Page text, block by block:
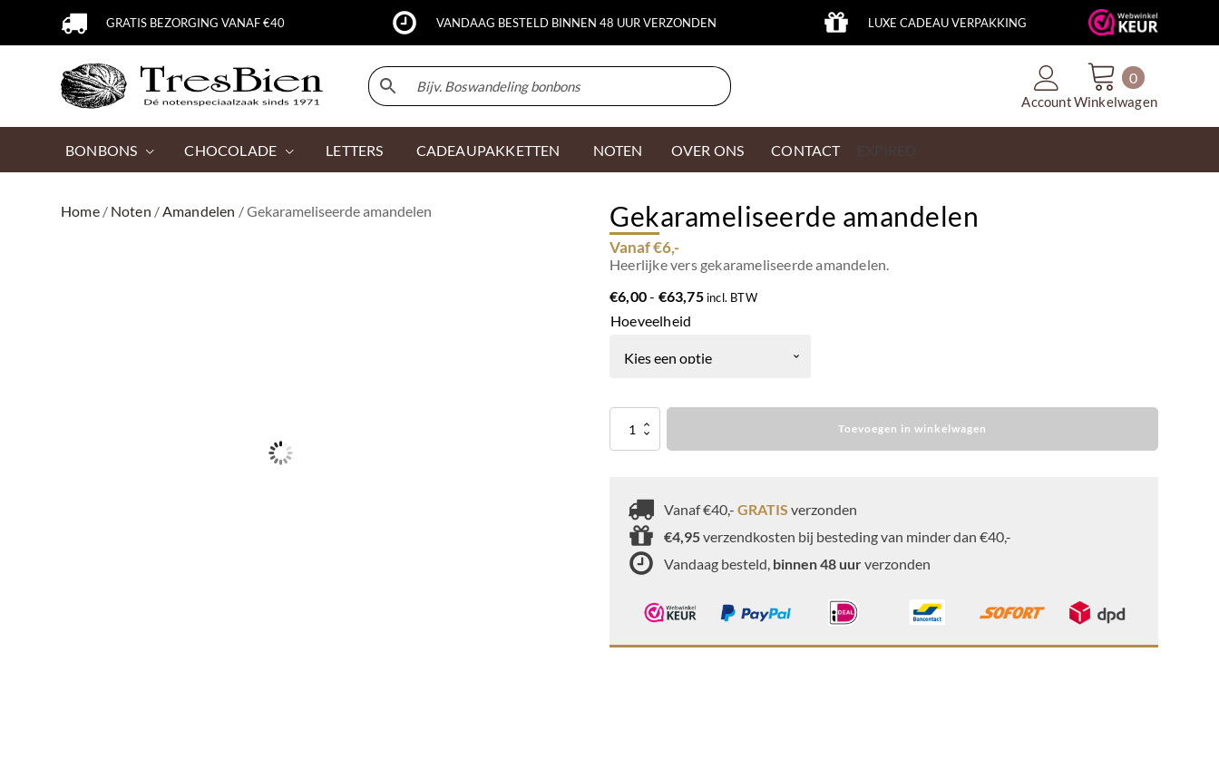
GRATIS BEZORGING VANAF €40 VANDAAG BESTELD BINNEN 48 UUR VERZONDEN LUXE CADEAU VERPAKKING
Account
0
Winkelwagen
BONBONS CHOCOLADE LETTERS CADEAUPAKKETTEN NOTEN OVER ONS CONTACT
Home/ Noten /Amandelen / Gekarameliseerde amandelen Gekarameliseerde amandelen
Vanaf €6,-
Heerlijke vers gekarameliseerde amandelen.
€6,00- €63,75Prijsklasse:
€63,75
incl. BTW
Hoeveelheid
amandelen
Toevoegen in winkelwagen
Vanaf €40,- GRATIS verzonden
€4,95verzendkosten bij besteding van minder dan €40,-
Vandaag besteld, binnen 48 uurverzonden